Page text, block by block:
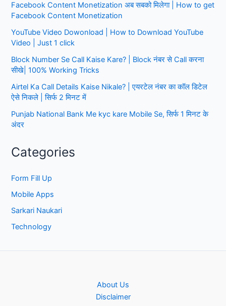
2
मिनट
में
|
Facebook Content Monetization अब सबको मिलेगा | How to get
Facebook Content Monetization
YouTube Video Dowonload | How to Download YouTube
Video | Just 1 click
Block Number Se Call Kaise Kare? | Block नंबर से Call करना
सीखे| 100% Working Tricks
Airtel Ka Call Details Kaise Nikale? | एयरटेल नंबर का कॉल डिटेल
ऐसे निकले | सिर्फ 2 मिनट में
Punjab National Bank Me kyc kare Mobile Se, सिर्फ 1 मिनट के
अंदर
Categories
Form Fill Up
Mobile Apps
Sarkari Naukari
Technology
About Us
Disclaimer